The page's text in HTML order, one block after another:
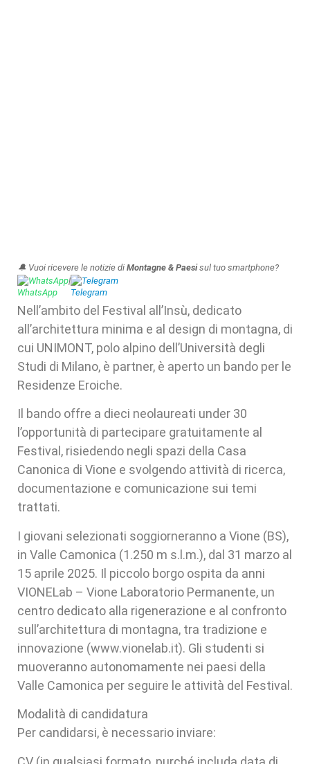
🔔 Vuoi ricevere le notizie di Montagne & Paesisul tuo smartphone?
WhatsApp| Telegram
Nell’ambito del Festival all’Insù, dedicato
all’architettura minima e al design di montagna, di
cui UNIMONT, polo alpino dell’Università degli
Studi di Milano, è partner, è aperto un bando per le
Residenze Eroiche.
Il bando offre a dieci neolaureati under 30
l’opportunità di partecipare gratuitamente al
Festival, risiedendo negli spazi della Casa
Canonica di Vione e svolgendo attività di ricerca,
documentazione e comunicazione sui temi
trattati.
I giovani selezionati soggiorneranno a Vione (BS),
in Valle Camonica (1.250 m s.l.m.), dal 31 marzo al
15 aprile 2025. Il piccolo borgo ospita da anni
VIONELab – Vione Laboratorio Permanente, un
centro dedicato alla rigenerazione e al confronto
sull’architettura di montagna, tra tradizione e
innovazione (www.vionelab.it). Gli studenti si
muoveranno autonomamente nei paesi della
Valle Camonica per seguire le attività del Festival.
Modalità di candidatura
Per candidarsi, è necessario inviare: